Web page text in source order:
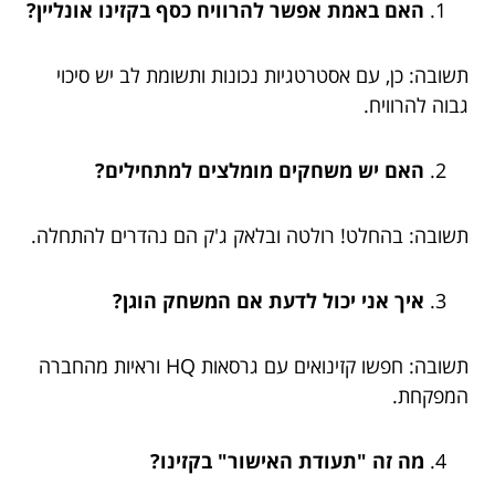
האם באמת אפשר להרוויח כסף בקזינו אונליין?
תשובה: כן, עם אסטרטגיות נכונות ותשומת לב יש סיכוי
גבוה להרוויח.
האם יש משחקים מומלצים למתחילים?
תשובה: בהחלט! רולטה ובלאק ג'ק הם נהדרים להתחלה.
איך אני יכול לדעת אם המשחק הוגן?
תשובה: חפשו קזינואים עם גרסאות HQ וראיות מהחברה
המפקחת.
מה זה "תעודת האישור" בקזינו?